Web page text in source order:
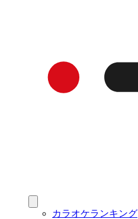
カラオケランキング